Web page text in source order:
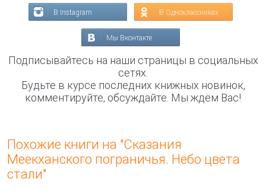
В Instagram В Одноклассниках
Мы Вконтакте
Подписывайтесь на наши страницы в социальных
сетях.
Будьте в курсе последних книжных новинок,
комментируйте, обсуждайте. Мы ждём Вас!
Похожие книги на "Сказания
Меекханского пограничья. Небо цвета
стали"